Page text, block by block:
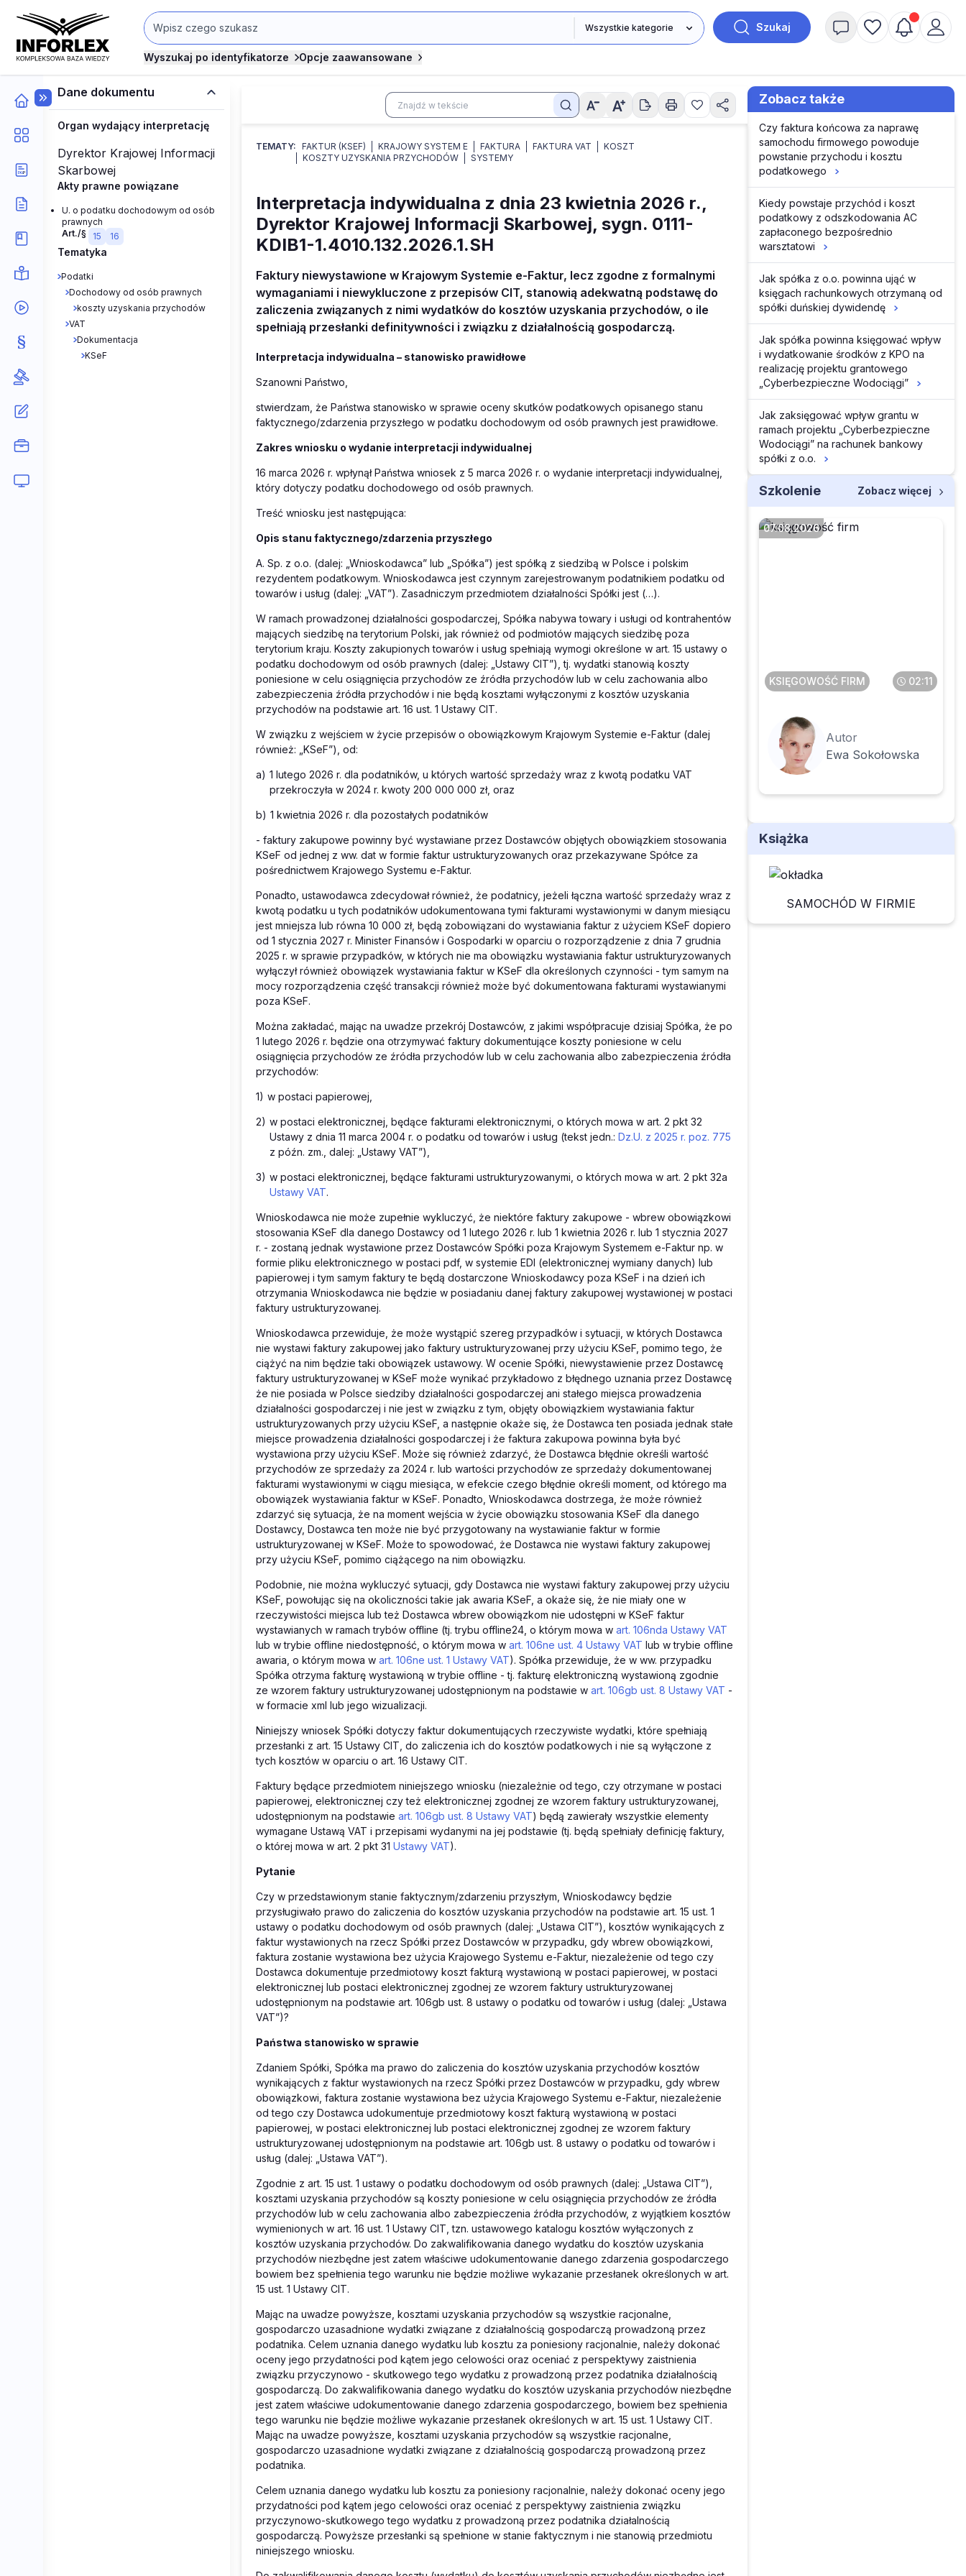
Szukaj
Wyszukaj po identyfikatorze Opcje zaawansowane
Dane dokumentu
Organ wydający interpretację
Dyrektor Krajowej Informacji
Skarbowej
Akty prawne powiązane
U. o podatku dochodowym od osób
prawnych
Art./§
15 16
Tematyka
Podatki
Dochodowy od osób prawnych
koszty uzyskania przychodów
VAT
Dokumentacja
KSeF
TEMATY: FAKTUR (KSEF) KRAJOWY SYSTEM E FAKTURA FAKTURA VAT
KOSZT
KOSZTY UZYSKANIA PRZYCHODÓW
SYSTEMY
Interpretacja indywidualna z dnia 23 kwietnia 2026 r.,
Dyrektor Krajowej Informacji Skarbowej, sygn. 0111-
KDIB1-1.4010.132.2026.1.SH
Faktury niewystawione w Krajowym Systemie e-Faktur, lecz zgodne z formalnymi
wymaganiami i niewykluczone z przepisów CIT, stanowią adekwatną podstawę do
zaliczenia związanych z nimi wydatków do kosztów uzyskania przychodów, o ile
spełniają przesłanki definitywności i związku z działalnością gospodarczą.
Interpretacja indywidualna – stanowisko prawidłowe
Szanowni Państwo,
stwierdzam, że Państwa stanowisko w sprawie oceny skutków podatkowych opisanego stanu
faktycznego/zdarzenia przyszłego w podatku dochodowym od osób prawnych jest prawidłowe.
Zakres wniosku o wydanie interpretacji indywidualnej
16 marca 2026 r. wpłynął Państwa wniosek z 5 marca 2026 r. o wydanie interpretacji indywidualnej,
który dotyczy podatku dochodowego od osób prawnych.
Treść wniosku jest następująca:
Opis stanu faktycznego/zdarzenia przyszłego
A. Sp. z o.o. (dalej: „Wnioskodawca” lub „Spółka”) jest spółką z siedzibą w Polsce i polskim
rezydentem podatkowym. Wnioskodawca jest czynnym zarejestrowanym podatnikiem podatku od
towarów i usług (dalej: „VAT”). Zasadniczym przedmiotem działalności Spółki jest (…).
W ramach prowadzonej działalności gospodarczej, Spółka nabywa towary i usługi od kontrahentów
mających siedzibę na terytorium Polski, jak również od podmiotów mających siedzibę poza
terytorium kraju. Koszty zakupionych towarów i usług spełniają wymogi określone w art. 15 ustawy o
podatku dochodowym od osób prawnych (dalej: „Ustawy CIT”), tj. wydatki stanowią koszty
poniesione w celu osiągnięcia przychodów ze źródła przychodów lub w celu zachowania albo
zabezpieczenia źródła przychodów i nie będą kosztami wyłączonymi z kosztów uzyskania
przychodów na podstawie art. 16 ust. 1 Ustawy CIT.
W związku z wejściem w życie przepisów o obowiązkowym Krajowym Systemie e-Faktur (dalej
również: „KSeF”), od:
a) 1 lutego 2026 r. dla podatników, u których wartość sprzedaży wraz z kwotą podatku VAT
przekroczyła w 2024 r. kwoty 200 000 000 zł, oraz
b) 1 kwietnia 2026 r. dla pozostałych podatników
- faktury zakupowe powinny być wystawiane przez Dostawców objętych obowiązkiem stosowania
KSeF od jednej z ww. dat w formie faktur ustrukturyzowanych oraz przekazywane Spółce za
pośrednictwem Krajowego Systemu e-Faktur.
Ponadto, ustawodawca zdecydował również, że podatnicy, jeżeli łączna wartość sprzedaży wraz z
kwotą podatku u tych podatników udokumentowana tymi fakturami wystawionymi w danym miesiącu
jest mniejsza lub równa 10 000 zł, będą zobowiązani do wystawiania faktur z użyciem KSeF dopiero
od 1 stycznia 2027 r. Minister Finansów i Gospodarki w oparciu o rozporządzenie z dnia 7 grudnia
2025 r. w sprawie przypadków, w których nie ma obowiązku wystawiania faktur ustrukturyzowanych
wyłączył również obowiązek wystawiania faktur w KSeF dla określonych czynności - tym samym na
mocy rozporządzenia część transakcji również może być dokumentowana fakturami wystawianymi
poza KSeF.
Można zakładać, mając na uwadze przekrój Dostawców, z jakimi współpracuje dzisiaj Spółka, że po
1 lutego 2026 r. będzie ona otrzymywać faktury dokumentujące koszty poniesione w celu
osiągnięcia przychodów ze źródła przychodów lub w celu zachowania albo zabezpieczenia źródła
przychodów:
1) w postaci papierowej,
2) w postaci elektronicznej, będące fakturami elektronicznymi, o których mowa w art. 2 pkt 32
Ustawy z dnia 11 marca 2004 r. o podatku od towarów i usług (tekst jedn.: Dz.U. z 2025 r. poz. 775
z późn. zm., dalej: „Ustawy VAT”),
3) w postaci elektronicznej, będące fakturami ustrukturyzowanymi, o których mowa w art. 2 pkt 32a
Ustawy VAT.
Wnioskodawca nie może zupełnie wykluczyć, że niektóre faktury zakupowe - wbrew obowiązkowi
stosowania KSeF dla danego Dostawcy od 1 lutego 2026 r. lub 1 kwietnia 2026 r. lub 1 stycznia 2027
r. - zostaną jednak wystawione przez Dostawców Spółki poza Krajowym Systemem e-Faktur np. w
formie pliku elektronicznego w postaci pdf, w systemie EDI (elektronicznej wymiany danych) lub
papierowej i tym samym faktury te będą dostarczone Wnioskodawcy poza KSeF i na dzień ich
otrzymania Wnioskodawca nie będzie w posiadaniu danej faktury zakupowej wystawionej w postaci
faktury ustrukturyzowanej.
Wnioskodawca przewiduje, że może wystąpić szereg przypadków i sytuacji, w których Dostawca
nie wystawi faktury zakupowej jako faktury ustrukturyzowanej przy użyciu KSeF, pomimo tego, że
ciążyć na nim będzie taki obowiązek ustawowy. W ocenie Spółki, niewystawienie przez Dostawcę
faktury ustrukturyzowanej w KSeF może wynikać przykładowo z błędnego uznania przez Dostawcę
że nie posiada w Polsce siedziby działalności gospodarczej ani stałego miejsca prowadzenia
działalności gospodarczej i nie jest w związku z tym, objęty obowiązkiem wystawiania faktur
ustrukturyzowanych przy użyciu KSeF, a następnie okaże się, że Dostawca ten posiada jednak stałe
miejsce prowadzenia działalności gospodarczej i że faktura zakupowa powinna była być
wystawiona przy użyciu KSeF. Może się również zdarzyć, że Dostawca błędnie określi wartość
przychodów ze sprzedaży za 2024 r. lub wartości przychodów ze sprzedaży dokumentowanej
fakturami wystawionymi w ciągu miesiąca, w efekcie czego błędnie określi moment, od którego ma
obowiązek wystawiania faktur w KSeF. Ponadto, Wnioskodawca dostrzega, że może również
zdarzyć się sytuacja, że na moment wejścia w życie obowiązku stosowania KSeF dla danego
Dostawcy, Dostawca ten może nie być przygotowany na wystawianie faktur w formie
ustrukturyzowanej w KSeF. Może to spowodować, że Dostawca nie wystawi faktury zakupowej
przy użyciu KSeF, pomimo ciążącego na nim obowiązku.
Podobnie, nie można wykluczyć sytuacji, gdy Dostawca nie wystawi faktury zakupowej przy użyciu
KSeF, powołując się na okoliczności takie jak awaria KSeF, a okaże się, że nie miały one w
rzeczywistości miejsca lub też Dostawca wbrew obowiązkom nie udostępni w KSeF faktur
wystawianych w ramach trybów offline (tj. trybu offline24, o którym mowa w art. 106nda Ustawy VAT
lub w trybie offline niedostępność, o którym mowa w art. 106ne ust. 4 Ustawy VAT lub w trybie offline
awaria, o którym mowa w art. 106ne ust. 1 Ustawy VAT). Spółka przewiduje, że w ww. przypadku
Spółka otrzyma fakturę wystawioną w trybie offline - tj. fakturę elektroniczną wystawioną zgodnie
ze wzorem faktury ustrukturyzowanej udostępnionym na podstawie w art. 106gb ust. 8 Ustawy VAT -
w formacie xml lub jego wizualizacji.
Niniejszy wniosek Spółki dotyczy faktur dokumentujących rzeczywiste wydatki, które spełniają
przesłanki z art. 15 Ustawy CIT, do zaliczenia ich do kosztów podatkowych i nie są wyłączone z
tych kosztów w oparciu o art. 16 Ustawy CIT.
Faktury będące przedmiotem niniejszego wniosku (niezależnie od tego, czy otrzymane w postaci
papierowej, elektronicznej czy też elektronicznej zgodnej ze wzorem faktury ustrukturyzowanej,
udostępnionym na podstawie art. 106gb ust. 8 Ustawy VAT) będą zawierały wszystkie elementy
wymagane Ustawą VAT i przepisami wydanymi na jej podstawie (tj. będą spełniały definicję faktury,
o której mowa w art. 2 pkt 31 Ustawy VAT).
Pytanie
Czy w przedstawionym stanie faktycznym/zdarzeniu przyszłym, Wnioskodawcy będzie
przysługiwało prawo do zaliczenia do kosztów uzyskania przychodów na podstawie art. 15 ust. 1
ustawy o podatku dochodowym od osób prawnych (dalej: „Ustawa CIT”), kosztów wynikających z
faktur wystawionych na rzecz Spółki przez Dostawców w przypadku, gdy wbrew obowiązkowi,
faktura zostanie wystawiona bez użycia Krajowego Systemu e-Faktur, niezależenie od tego czy
Dostawca dokumentuje przedmiotowy koszt fakturą wystawioną w postaci papierowej, w postaci
elektronicznej lub postaci elektronicznej zgodnej ze wzorem faktury ustrukturyzowanej
udostępnionym na podstawie art. 106gb ust. 8 ustawy o podatku od towarów i usług (dalej: „Ustawa
VAT”)?
Państwa stanowisko w sprawie
Zdaniem Spółki, Spółka ma prawo do zaliczenia do kosztów uzyskania przychodów kosztów
wynikających z faktur wystawionych na rzecz Spółki przez Dostawców w przypadku, gdy wbrew
obowiązkowi, faktura zostanie wystawiona bez użycia Krajowego Systemu e-Faktur, niezależenie
od tego czy Dostawca udokumentuje przedmiotowy koszt fakturą wystawioną w postaci
papierowej, w postaci elektronicznej lub postaci elektronicznej zgodnej ze wzorem faktury
ustrukturyzowanej udostępnionym na podstawie art. 106gb ust. 8 ustawy o podatku od towarów i
usług (dalej: „Ustawa VAT”).
Zgodnie z art. 15 ust. 1 ustawy o podatku dochodowym od osób prawnych (dalej: „Ustawa CIT”),
kosztami uzyskania przychodów są koszty poniesione w celu osiągnięcia przychodów ze źródła
przychodów lub w celu zachowania albo zabezpieczenia źródła przychodów, z wyjątkiem kosztów
wymienionych w art. 16 ust. 1 Ustawy CIT, tzn. ustawowego katalogu kosztów wyłączonych z
kosztów uzyskania przychodów. Do zakwalifikowania danego wydatku do kosztów uzyskania
przychodów niezbędne jest zatem właściwe udokumentowanie danego zdarzenia gospodarczego
bowiem bez spełnienia tego warunku nie będzie możliwe wykazanie przesłanek określonych w art.
15 ust. 1 Ustawy CIT.
Mając na uwadze powyższe, kosztami uzyskania przychodów są wszystkie racjonalne,
gospodarczo uzasadnione wydatki związane z działalnością gospodarczą prowadzoną przez
podatnika. Celem uznania danego wydatku lub kosztu za poniesiony racjonalnie, należy dokonać
oceny jego przydatności pod kątem jego celowości oraz oceniać z perspektywy zaistnienia
związku przyczynowo - skutkowego tego wydatku z prowadzoną przez podatnika działalnością
gospodarczą. Do zakwalifikowania danego wydatku do kosztów uzyskania przychodów niezbędne
jest zatem właściwe udokumentowanie danego zdarzenia gospodarczego, bowiem bez spełnienia
tego warunku nie będzie możliwe wykazanie przesłanek określonych w art. 15 ust. 1 Ustawy CIT.
Mając na uwadze powyższe, kosztami uzyskania przychodów są wszystkie racjonalne,
gospodarczo uzasadnione wydatki związane z działalnością gospodarczą prowadzoną przez
podatnika.
Celem uznania danego wydatku lub kosztu za poniesiony racjonalnie, należy dokonać oceny jego
przydatności pod kątem jego celowości oraz oceniać z perspektywy zaistnienia związku
przyczynowo-skutkowego tego wydatku z prowadzoną przez podatnika działalnością
gospodarczą. Powyższe przesłanki są spełnione w stanie faktycznym i nie stanowią przedmiotu
niniejszego wniosku.
Zobacz także
Czy faktura końcowa za naprawę
samochodu firmowego powoduje
powstanie przychodu i kosztu
podatkowego
Kiedy powstaje przychód i koszt
podatkowy z odszkodowania AC
zapłaconego bezpośrednio
warsztatowi
Jak spółka z o.o. powinna ująć w
księgach rachunkowych otrzymaną od
spółki duńskiej dywidendę
Jak spółka powinna księgować wpływ
i wydatkowanie środków z KPO na
realizację projektu grantowego
„Cyberbezpieczne Wodociągi”
Jak zaksięgować wpływ grantu w
ramach projektu „Cyberbezpieczne
Wodociągi” na rachunek bankowy
spółki z o.o.
Szkolenie Zobacz więcej
07.08.2026
KSIĘGOWOŚĆ FIRM 02:11
Autor
Ewa Sokołowska
Książka
SAMOCHÓD W FIRMIE